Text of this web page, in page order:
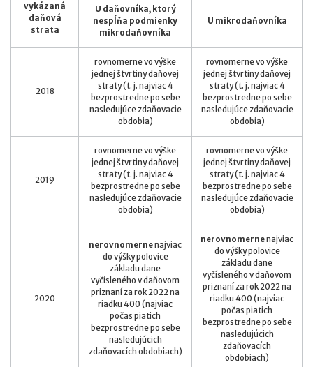
vykázaná
daňová
strata
U daňovníka, ktorý
nespĺňa podmienky
mikrodaňovníka
U mikrodaňovníka
2018
rovnomerne vo výške
jednej štvrtiny daňovej
straty (t. j. najviac 4
bezprostredne po sebe
nasledujúce zdaňovacie
obdobia)
rovnomerne vo výške
jednej štvrtiny daňovej
straty (t. j. najviac 4
bezprostredne po sebe
nasledujúce zdaňovacie
obdobia)
2019
rovnomerne vo výške
jednej štvrtiny daňovej
straty (t. j. najviac 4
bezprostredne po sebe
nasledujúce zdaňovacie
obdobia)
rovnomerne vo výške
jednej štvrtiny daňovej
straty (t. j. najviac 4
bezprostredne po sebe
nasledujúce zdaňovacie
obdobia)
2020
nerovnomernenajviac
do výšky polovice
základu dane
vyčísleného v daňovom
priznaní za rok 2022 na
riadku 400 (najviac
počas piatich
bezprostredne po sebe
nasledujúcich
zdaňovacích obdobiach)
nerovnomernenajviac
do výšky polovice
základu dane
vyčísleného v daňovom
priznaní za rok 2022 na
riadku 400 (najviac
počas piatich
bezprostredne po sebe
nasledujúcich
zdaňovacích
obdobiach)